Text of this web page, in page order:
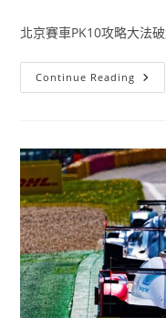
北京賽車PK10攻略大法
Continue Reading